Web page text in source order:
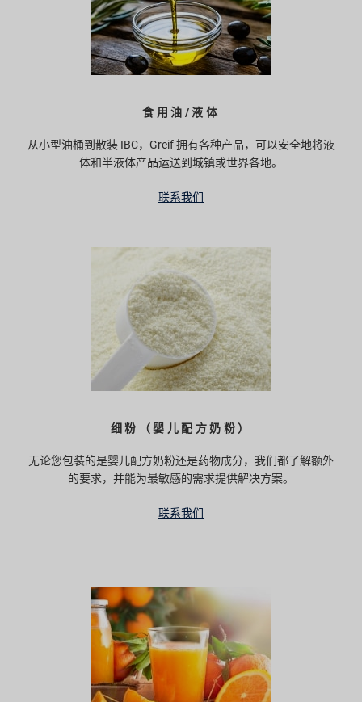
食用油/液体
从小型油桶到散装 IBC，Greif 拥有各种产品，可以安全地将液
体和半液体产品运送到城镇或世界各地。
联系我们
细粉（婴儿配方奶粉）
无论您包装的是婴儿配方奶粉还是药物成分，我们都了解额外
的要求，并能为最敏感的需求提供解决方案。
联系我们